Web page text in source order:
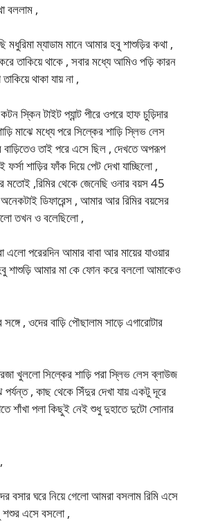
বললাম ,
মধুরিমা ম্যাডাম মানে আমার হবু শাশুড়ির কথা ,
তাকিয়ে থাকে , সবার মধ্যে আমিও পড়ি কারন
থাকা যায় না ,
স্কিন টাইট প্যান্ট পীরে ওপরে হাফ চুড়িদার
মাঝে মধ্যে পরে সিল্কের শাড়ি স্লিভ লেস
তাই পরে এসে ছিল , দেখতে অপরূপ
শাড়ির ফাঁক দিয়ে পেট দেখা যাচ্ছিলো ,
মতোই ,রিমির থেকে জেনেছি ওনার বয়স 45
ডিফারেন্স , আমার আর রিমির বয়সের
তখন ও বলেছিলো ,
এলো পরেরদিন আমার বাবা আর মায়ের যাওয়ার
শাশুড়ি আমার মা কে ফোন করে বললো আমাকেও
, ওদের বাড়ি পৌছালাম সাড়ে এগারোটার
খুললো সিল্কের শাড়ি পরা স্লিভ লেস ব্লাউজ
পর্যন্ত , কাছ থেকে সিঁদুর দেখা যায় একটু দূরে
শাঁখা পলা কিছুই নেই শুধু দুহাতে দুটো সোনার
বসার ঘরে নিয়ে গেলো আমরা বসলাম রিমি এসে
শশুর এসে বসলো ,